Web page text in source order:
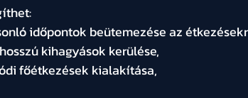
időpontok beütemezése az
kihagyások kerülése,
főétkezések kialakítása,